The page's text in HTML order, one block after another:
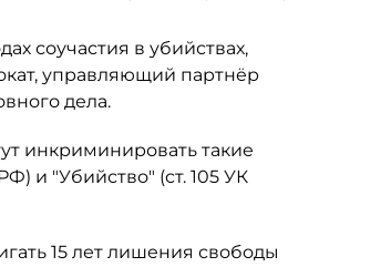
соучастия в убийствах,
управляющий партнёр
дела.
инкриминировать такие
и "Убийство" (ст. 105 УК
15 лет лишения свободы